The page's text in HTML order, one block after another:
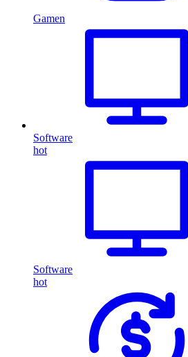
Gamen
Software
hot
Software
hot